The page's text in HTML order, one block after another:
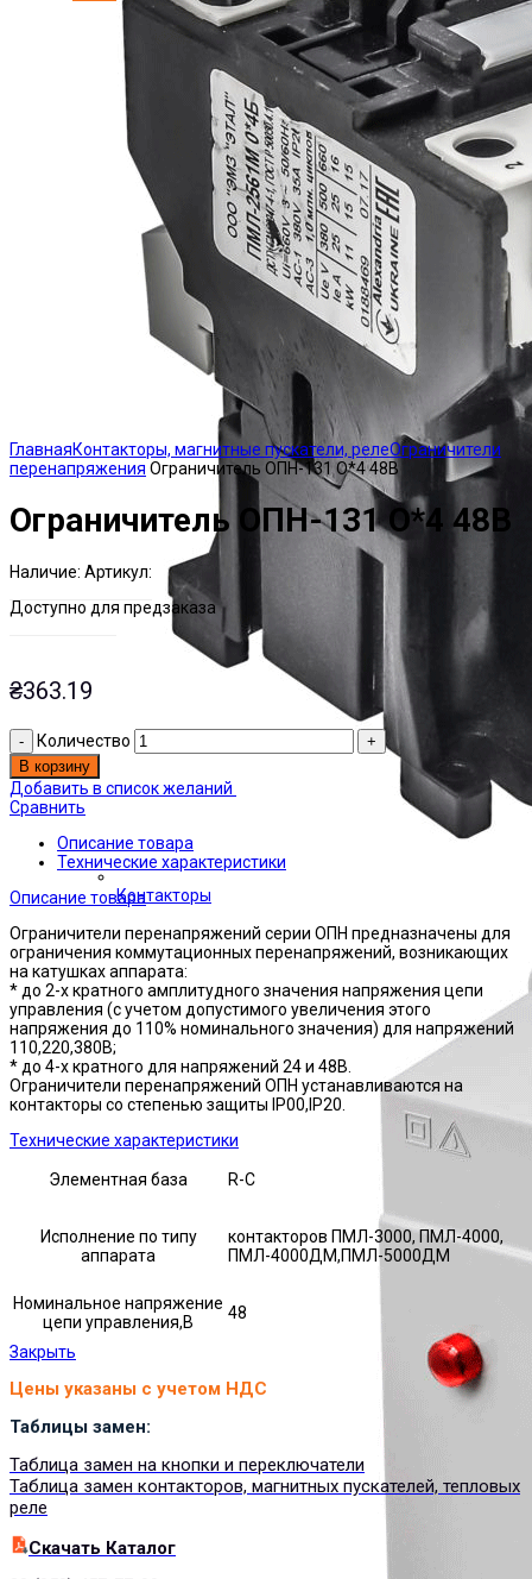
Контакторы
ГлавнаяКонтакторы, магнитные пускатели, релеОграничители
перенапряжения Ограничитель ОПН-131 О*4 48В
Ограничитель ОПН-131 О*4 48В
Наличие: Артикул:
Доступно для предзаказа
₴363.19
Количество
В корзину
Добавить в список желаний
Сравнить
Описание товара
Технические характеристики
Описание товара
Ограничители перенапряжений серии ОПН предназначены для
ограничения коммутационных перенапряжений, возникающих
на катушках аппарата:
* до 2-х кратного амплитудного значения напряжения цепи
управления (с учетом допустимого увеличения этого
напряжения до 110% номинального значения) для напряжений
110,220,380В;
* до 4-х кратного для напряжений 24 и 48В.
Ограничители перенапряжений ОПН устанавливаются на
контакторы со степенью защиты IP00,IP20.
Технические характеристики
Элементная база R-C
Исполнение по типу
аппарата
контакторов ПМЛ-3000, ПМЛ-4000,
ПМЛ-4000ДМ,ПМЛ-5000ДМ
Номинальное напряжение
цепи управления,В
48
Закрыть
Цены указаны с учетом НДС
Таблицы замен:
Таблица замен на кнопки и переключатели
Таблица замен контакторов, магнитных пускателей, тепловых
реле
Cкачать Каталог